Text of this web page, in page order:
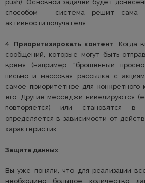
push). Основной задачей будет
способом - система решит сама
активности получателя.
4. Приоритизировать контент. Когда
сообщений, которые могут быть
время (например, “брошенный
письмо и массовая рассылка с
самое приоритетное для конкретного
его. Другие месседжи нивелируются
повторяется) или становятся в
определяется в зависимости от
характеристик
Защита данных
Вы уже поняли, что для реализации
необходимо большое количество